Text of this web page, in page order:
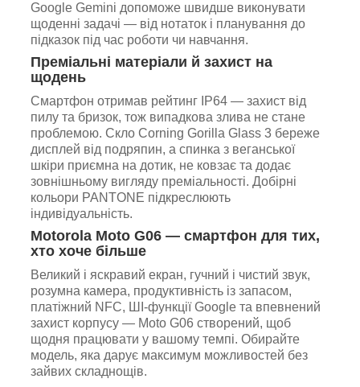
Google Gemini допоможе швидше виконувати
щоденні задачі — від нотаток і планування до
підказок під час роботи чи навчання.
Преміальні матеріали й захист на
щодень
Смартфон отримав рейтинг IP64 — захист від
пилу та бризок, тож випадкова злива не стане
проблемою. Скло Corning Gorilla Glass 3 береже
дисплей від подряпин, а спинка з веганської
шкіри приємна на дотик, не ковзає та додає
зовнішньому вигляду преміальності. Добірні
кольори PANTONE підкреслюють
індивідуальність.
Motorola Moto G06 — смартфон для тих,
хто хоче більше
Великий і яскравий екран, гучний і чистий звук,
розумна камера, продуктивність із запасом,
платіжний NFC, ШІ-функції Google та впевнений
захист корпусу — Moto G06 створений, щоб
щодня працювати у вашому темпі. Обирайте
модель, яка дарує максимум можливостей без
зайвих складнощів.